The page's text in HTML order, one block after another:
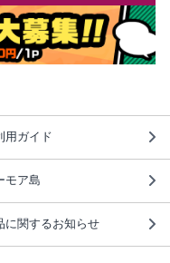
用ガイド
モア島
に関するお知らせ